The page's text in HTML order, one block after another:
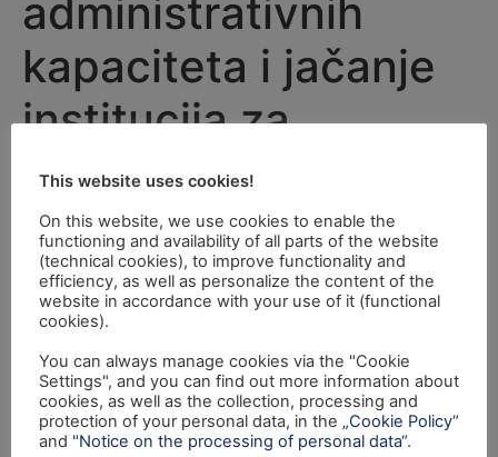
administrativnih
kapaciteta i jačanje
institucija za
implementaciju
regulativa u sustavu
socijalne sigurnosti"
Svečano predstavljanje projekta: "Razvoj IT
infrastrukture kao dio jačanja administrativnih
kapaciteta i jačanje institucija za implementaciju
regulativa u sustavu socijalne sigurnosti" financiranog u
sklopu Prijelaznog instrumenta za Republiku Hrvatsku
This website uses cookies!
On this website, we use cookies to enable the
functioning and availability of all parts of the website
(technical cookies), to improve functionality and
efficiency, as well as personalize the content of the
website in accordance with your use of it (functional
cookies).
You can always manage cookies via the "Cookie
Settings", and you can find out more information about
cookies, as well as the collection, processing and
protection of your personal data, in the „Cookie Policy“
and "Notice on the processing of personal data“.